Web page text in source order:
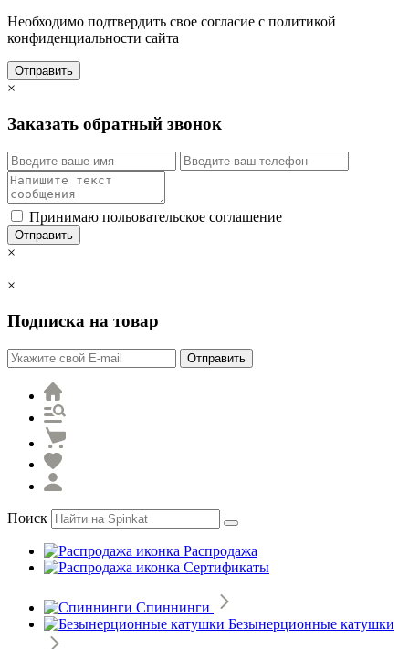
Необходимо подтвердить свое согласие с политикой
конфиденциальности сайта
Отправить
×
Заказать обратный звонок
Принимаю польовательское соглашение
Отправить
×
×
Подписка на товар
Отправить
Поиск
Распродажа
Сертификаты
Спиннинги
Безынерционные катушки